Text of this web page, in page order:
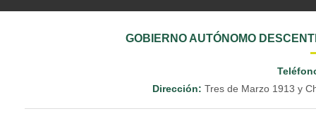
GOBIERNO AUTÓNOMO
Dirección: Tres de Marzo 1913 y